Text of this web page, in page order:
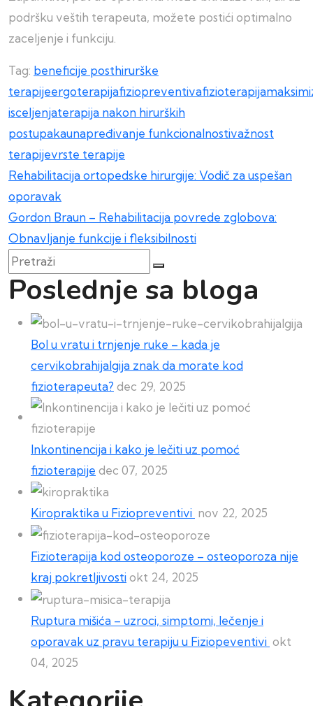
podršku veštih terapeuta, možete postići optimalno
zaceljenje i funkciju.
Tag: beneficije posthirurške
terapijeergoterapijafiziopreventivafizioterapija
isceljenjaterapija nakon hirurških
postupakaunapređivanje funkcionalnostivažnost
terapijevrste terapije
Kretanje
članka
Rehabilitacija ortopedske hirurgije: Vodič za uspešan
oporavak
Gordon Braun – Rehabilitacija povrede zglobova:
Obnavljanje funkcije i fleksibilnosti
Pretraži
Poslednje sa bloga
Bol u vratu i trnjenje ruke – kada je
cervikobrahijalgija znak da morate kod
fizioterapeuta? dec 29, 2025
Inkontinencija i kako je lečiti uz pomoć
fizioterapije dec 07, 2025
Kiropraktika u Fiziopreventivi nov 22, 2025
Fizioterapija kod osteoporoze – osteoporoza nije
kraj pokretljivostiokt 24, 2025
Ruptura mišića – uzroci, simptomi, lečenje i
oporavak uz pravu terapiju u Fiziopeventivi okt
04, 2025